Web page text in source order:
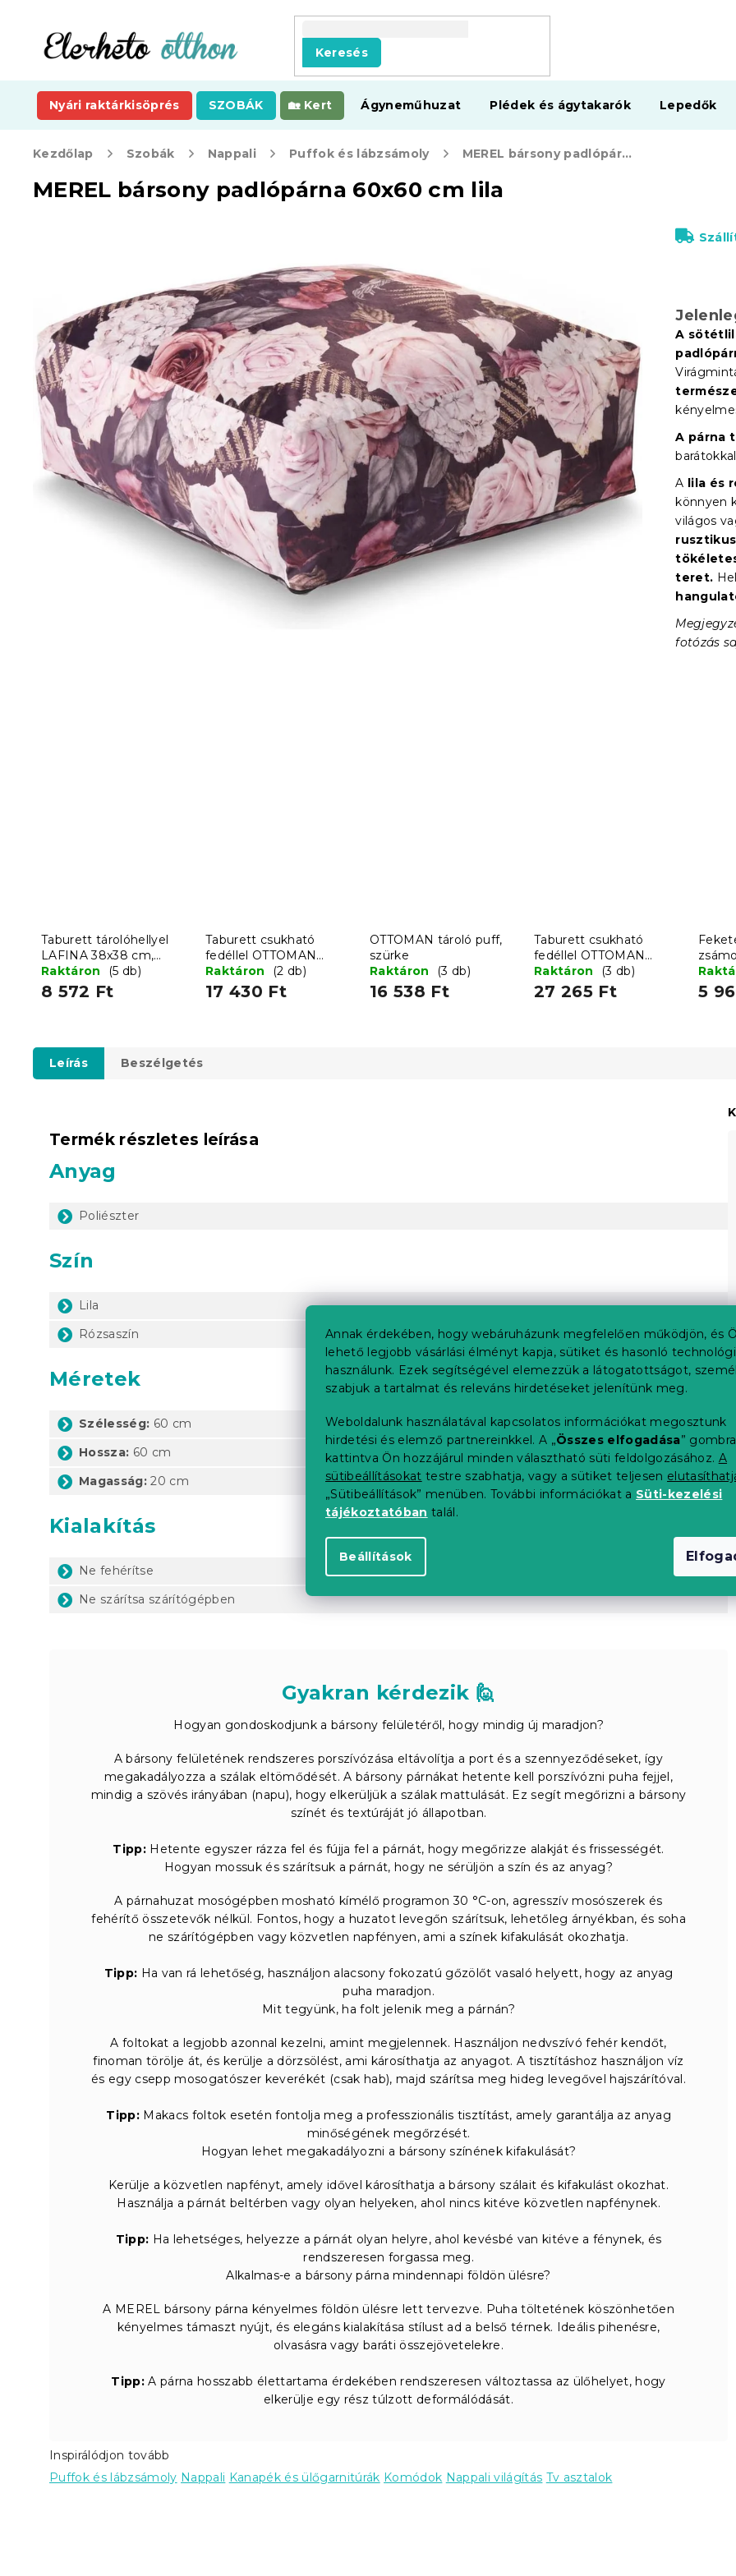
Annak érdekében, hogy webáruházunk megfelelően működjön, és
lehető legjobb vásárlási élményt kapja, sütiket és hasonló
használunk. Ezek segítségével elemezzük a látogatottságot,
szabjuk a tartalmat és releváns hirdetéseket jelenítünk meg.
Weboldalunk használatával kapcsolatos információkat megosztunk
hirdetési és elemző partnereinkkel. A „Összes elfogadása” gombra
kattintva Ön hozzájárul minden választható süti feldolgozásához. A
sütibeállításokat testre szabhatja, vagy a sütiket teljesen
„Sütibeállítások” menüben. További információkat a Süti-kezelési
tájékoztatóban talál.
Beállítások
tartalomhoz
Keresés
Nyári raktárkisöprés SZOBÁK Kert Ágyneműhuzat Plédek és ágytakarók Lepedők
Kezdőlap Szobák Nappali Puffok és lábzsámoly MEREL bársony padlópárna 60x60 cm lila
MEREL bársony padlópárna 60x60 cm lila
A
A párna
A lila és
könnyen
világos
teret.
fotózás
Taburett tárolóhellyel
LAFINA 38x38 cm,
szürke
Raktáron (5 db)
8 572 Ft
Taburett csukható
fedéllel OTTOMAN
76x38 cm, sötétszürke
Raktáron (2 db)
17 430 Ft
OTTOMAN tároló puff,
szürke
Raktáron
(3 db)
16 538 Ft
Taburett csukható
fedéllel OTTOMAN
110x38 cm, sötétszürke
Raktáron (3 db)
27 265 Ft
L
5
Leírás Beszélgetés
Termék részletes leírása
Anyag
Poliészter
Szín
Lila
Rózsaszín
Méretek
Szélesség: 60 cm
Hossza: 60 cm
Magasság: 20 cm
Kialakítás
Ne fehérítse
Ne szárítsa szárítógépben
Gyakran kérdezik 🙋
Hogyan gondoskodjunk a bársony felületéről, hogy mindig új maradjon?
A bársony felületének rendszeres porszívózása eltávolítja a port és a szennyeződéseket, így
megakadályozza a szálak eltömődését. A bársony párnákat hetente kell porszívózni puha fejjel,
mindig a szövés irányában (napu), hogy elkerüljük a szálak mattulását. Ez segít megőrizni a bársony
színét és textúráját jó állapotban.
Tipp: Hetente egyszer rázza fel és fújja fel a párnát, hogy megőrizze alakját és frissességét.
Hogyan mossuk és szárítsuk a párnát, hogy ne sérüljön a szín és az anyag?
A párnahuzat mosógépben mosható kímélő programon 30 °C-on, agresszív mosószerek és
fehérítő összetevők nélkül. Fontos, hogy a huzatot levegőn szárítsuk, lehetőleg árnyékban, és soha
ne szárítógépben vagy közvetlen napfényen, ami a színek kifakulását okozhatja.
Tipp: Ha van rá lehetőség, használjon alacsony fokozatú gőzölőt vasaló helyett, hogy az anyag
puha maradjon.
Mit tegyünk, ha folt jelenik meg a párnán?
A foltokat a legjobb azonnal kezelni, amint megjelennek. Használjon nedvszívó fehér kendőt,
finoman törölje át, és kerülje a dörzsölést, ami károsíthatja az anyagot. A tisztításhoz használjon víz
és egy csepp mosogatószer keverékét (csak hab), majd szárítsa meg hideg levegővel hajszárítóval.
Tipp:Makacs foltok esetén fontolja meg a professzionális tisztítást, amely garantálja az anyag
minőségének megőrzését.
Hogyan lehet megakadályozni a bársony színének kifakulását?
Kerülje a közvetlen napfényt, amely idővel károsíthatja a bársony szálait és kifakulást okozhat.
Használja a párnát beltérben vagy olyan helyeken, ahol nincs kitéve közvetlen napfénynek.
Tipp: Ha lehetséges, helyezze a párnát olyan helyre, ahol kevésbé van kitéve a fénynek, és
rendszeresen forgassa meg.
Alkalmas-e a bársony párna mindennapi földön ülésre?
A MEREL bársony párna kényelmes földön ülésre lett tervezve. Puha töltetének köszönhetően
kényelmes támaszt nyújt, és elegáns kialakítása stílust ad a belső térnek. Ideális pihenésre,
olvasásra vagy baráti összejövetelekre.
Tipp: A párna hosszabb élettartama érdekében rendszeresen változtassa az ülőhelyet, hogy
elkerülje egy rész túlzott deformálódását.
Inspirálódjon tovább
Puffok és lábzsámoly Nappali Kanapék és ülőgarnitúrák Komódok Nappali világítás Tv asztalok